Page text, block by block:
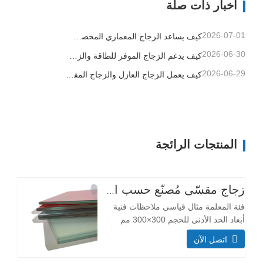
قدرة تحمل الأحمال ومقاومة الصدمات.
أخبار ذات صلة
كيف يساعد الزجاج المعماري المخصص المقاولين في التحكم بجودة المباني ومخاطر التركيب 2026-07-01
2026-06-30
2026-06-29
المنتجات الرائجة
فئة المعلمة مثال قياسي ملاحظات فنية
أبعاد الحد الأدنى للحجم 300×300 مم
اتصل الآن